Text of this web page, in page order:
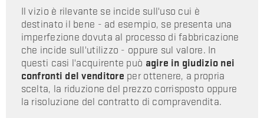
Il vizio è rilevante se incide sull'uso cui è
destinato il bene - ad esempio, se presenta una
imperfezione dovuta al processo di fabbricazione
che incide sull'utilizzo - oppure sul valore. In
questi casi l'acquirente può agire in giudizio nei
confronti del venditore per ottenere, a propria
scelta, la riduzione del prezzo corrisposto oppure
la risoluzione del contratto di compravendita.